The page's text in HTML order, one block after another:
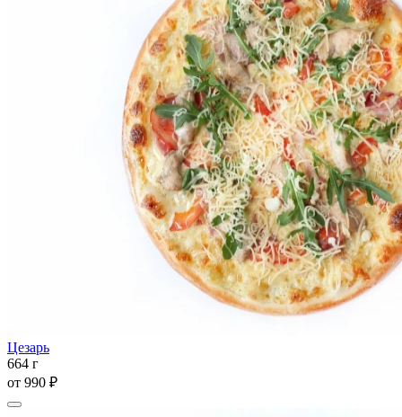
Цезарь
664 г
от 990 ₽